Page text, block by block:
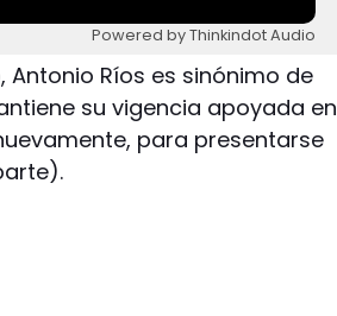
Powered by Thinkindot Audio
Ríos es sinónimo de
su vigencia apoyada en
para presentarse